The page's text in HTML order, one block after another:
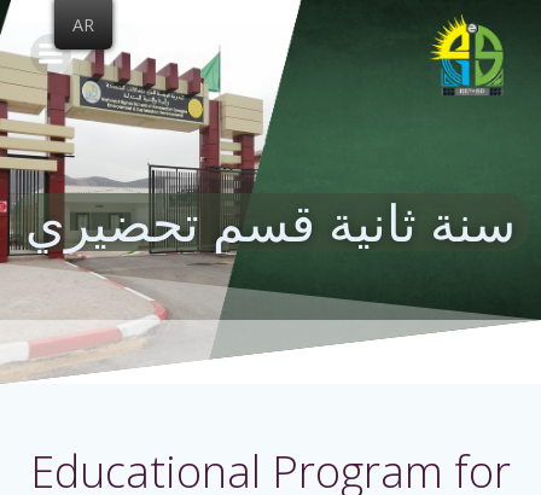
content
سنة ثانية قسم تحضيري
Educational Program for
AR